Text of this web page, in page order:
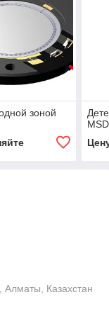
зоной
Казахстан